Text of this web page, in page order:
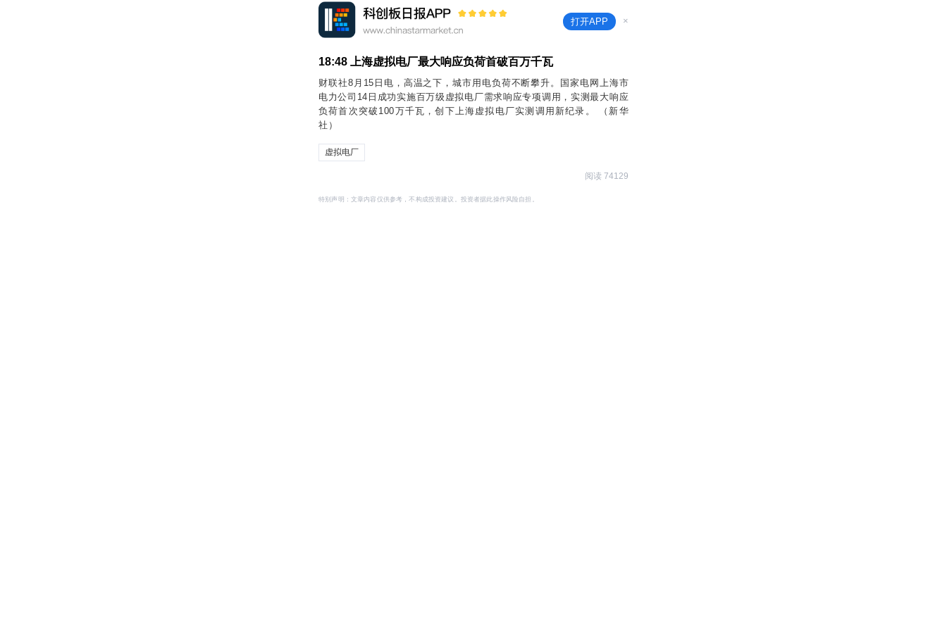
打开APP ×
18:48 上海虚拟电厂最大响应负荷首破百万千瓦
财联社8月15日电，高温之下，城市用电负荷不断攀升。国家电网上海市
电力公司14日成功实施百万级虚拟电厂需求响应专项调用，实测最大响应
负荷首次突破100万千瓦，创下上海虚拟电厂实测调用新纪录。 （新华
社）
虚拟电厂
阅读 74129
特别声明：文章内容仅供参考，不构成投资建议。投资者据此操作风险自担。